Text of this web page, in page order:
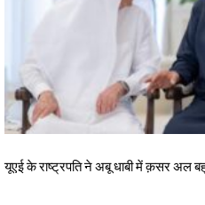
यूएई के राष्ट्रपति ने अबू धाबी में क़सर अल